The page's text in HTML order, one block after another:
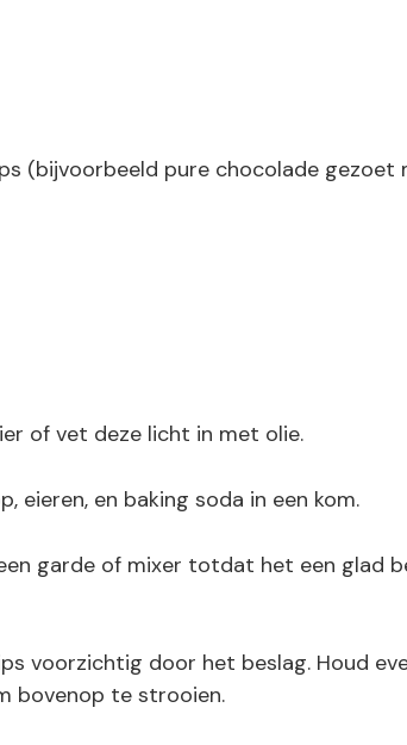
(bijvoorbeeld pure chocolade gezoet
of vet deze licht in met olie.
eieren, en baking soda in een kom.
garde of mixer totdat het een glad
voorzichtig door het beslag. Houd
bovenop te strooien.